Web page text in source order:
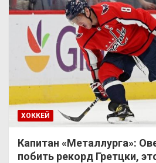
ХОККЕЙ
Капитан «Металлурга»:
побить рекорд Гретцки,